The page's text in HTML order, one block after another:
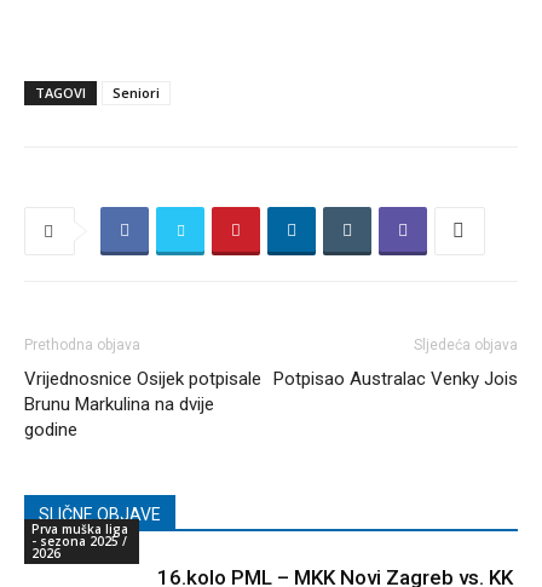
TAGOVI Seniori
Prethodna objava
Vrijednosnice Osijek potpisale
Brunu Markulina na dvije
godine
Sljedeća objava
Potpisao Australac Venky Jois
SLIČNE OBJAVE
Prva muška liga
- sezona 2025 /
2026
16.kolo PML – MKK Novi Zagreb vs. KK